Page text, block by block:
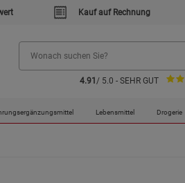
Kauf auf Rechnung
4.91 / 5.0 - SEHR GUT
Lebensmittel Drogerie